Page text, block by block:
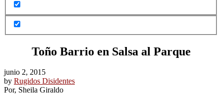
Toño Barrio en Salsa al Parque
junio 2, 2015
by Rugidos Disidentes
Por, Sheila Giraldo